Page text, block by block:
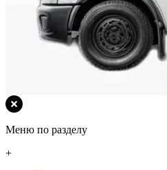
Меню по разделу
+